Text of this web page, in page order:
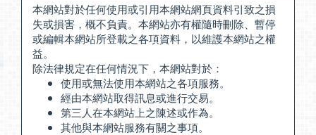
本網站對於任何使用或引用本網站網頁資料引致之損
失或損害，概不負責。本網站亦有權隨時刪除、暫停
或編輯本網站所登載之各項資料，以維護本網站之權
益。
除法律規定在任何情況下，本網站對於：
使用或無法使用本網站之各項服務。
經由本網站取得訊息或進行交易。
第三人在本網站上之陳述或作為。
其他與本網站服務有關之事項。